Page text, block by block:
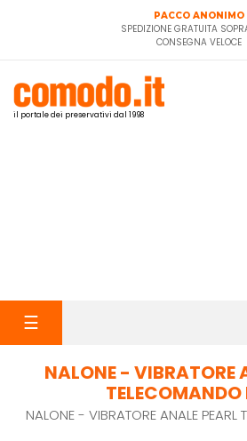
PACCO ANONIMO
SPEDIZIONE GRATUITA
CONSEGNA VELOCE
il portale dei preservativi dal 1998
navigazione
☰
NALONE - VIBRATORE
TELECOMANDO
NALONE - VIBRATORE ANALE PEARL